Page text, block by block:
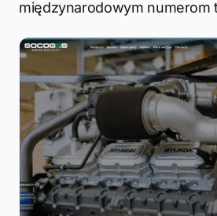
międzynarodowym numerom